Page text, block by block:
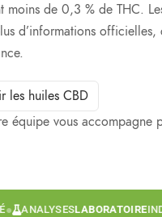
de 0,3 % de THC.
d’informations officielles,
les huiles CBD
équipe vous accompagne
ANALYSESLABORATOIRE